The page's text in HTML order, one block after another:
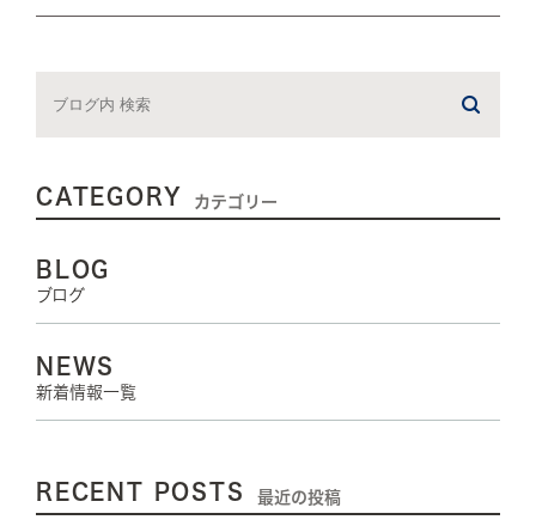
CATEGORY カテゴリー
BLOG
ブログ
NEWS
新着情報一覧
RECENT POSTS 最近の投稿